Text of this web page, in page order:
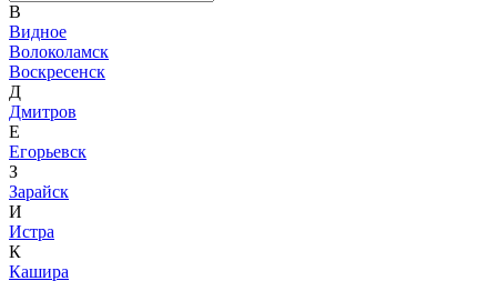
В
Видное
Волоколамск
Воскресенск
Д
Дмитров
Е
Егорьевск
З
Зарайск
И
Истра
К
Кашира